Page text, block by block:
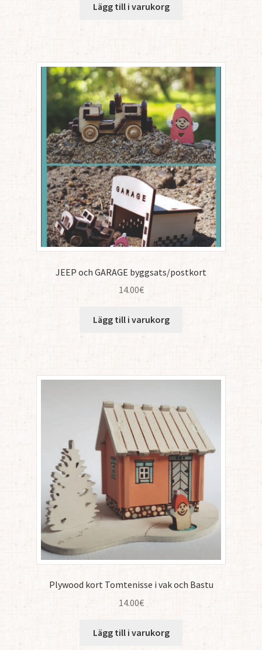
Lägg till i varukorg
JEEP och GARAGE byggsats/postkort
14.00€
Lägg till i varukorg
Plywood kort Tomtenisse i vak och Bastu
14.00€
Lägg till i varukorg